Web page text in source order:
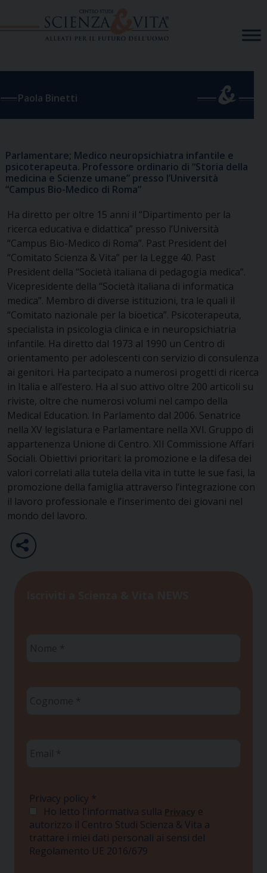
Paola Binetti
Parlamentare; Medico neuropsichiatra infantile e
psicoterapeuta. Professore ordinario di “Storia della
medicina e Scienze umane” presso l’Università
“Campus Bio-Medico di Roma”
Ha diretto per oltre 15 anni il “Dipartimento per la
ricerca educativa e didattica” presso l’Università
“Campus Bio-Medico di Roma”. Past President del
“Comitato Scienza & Vita” per la Legge 40. Past
President della “Società italiana di pedagogia medica”.
Vicepresidente della “Società italiana di informatica
medica”. Membro di diverse istituzioni, tra le quali il
“Comitato nazionale per la bioetica”. Psicoterapeuta,
specialista in psicologia clinica e in neuropsichiatria
infantile. Ha diretto dal 1973 al 1990 un Centro di
orientamento per adolescenti con servizio di consulenza
ai genitori. Ha partecipato a numerosi progetti di ricerca
in Italia e all’estero. Ha al suo attivo oltre 200 articoli su
riviste, oltre che numerosi volumi nel campo della
Medical Education. In Parlamento dal 2006. Senatrice
nella XV legislatura e Parlamentare nella XVI. Gruppo di
appartenenza Unione di Centro. XII Commissione Affari
Sociali. Obiettivi prioritari: la promozione e la difesa dei
valori correlati alla tutela della vita in tutte le sue fasi, la
promozione della famiglia attraverso l’integrazione con
il lavoro professionale e l’inserimento dei giovani nel
mondo del lavoro.
Privacy policy *
Ho letto l'informativa sulla Privacy e
autorizzo il Centro Studi Scienza & Vita a
trattare i miei dati personali ai sensi del
Regolamento UE 2016/679